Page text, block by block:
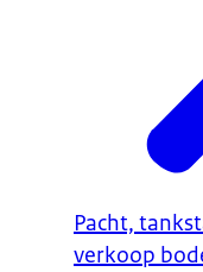
Pacht,
verkoop